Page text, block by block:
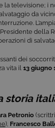
la televisione; i
da
della
di
dei
vita il 13 giugno
storia
Petronio
), Francesco